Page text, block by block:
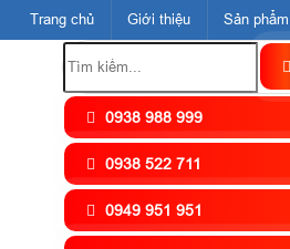
Trang chủ Giới thiệu Sản phẩm
0938 988 999
0938 522 711
0949 951 951